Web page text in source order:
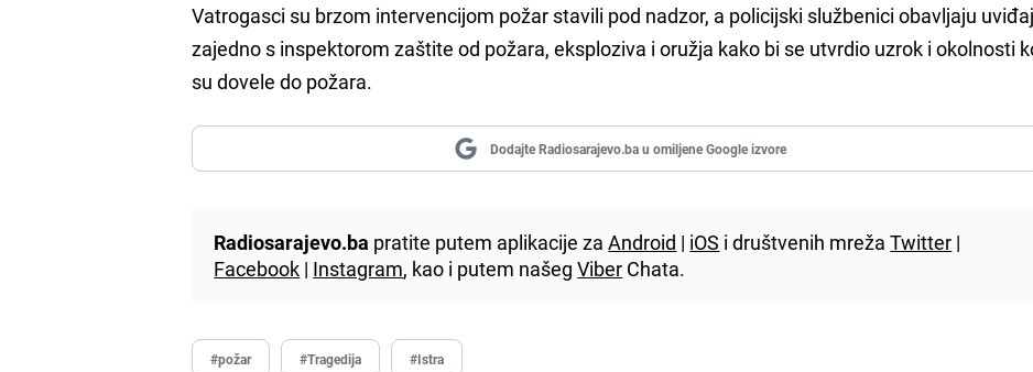
Vatrogasci su brzom intervencijom požar stavili pod nadzor, a policijski službenici obavljaju uviđaj
zajedno s inspektorom zaštite od požara, eksploziva i oružja kako bi se utvrdio uzrok i okolnosti
su dovele do požara.
Dodajte Radiosarajevo.ba u omiljene Google izvore
Radiosarajevo.ba pratite putem aplikacije zaAndroid | iOS i društvenih mrežaTwitter |
Facebook | Instagram, kao i putem našegViber Chata.
#požar #Tragedija #Istra